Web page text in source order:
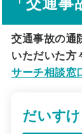
交通事故の通
いただいた方
サーチ相談窓
だいすけ